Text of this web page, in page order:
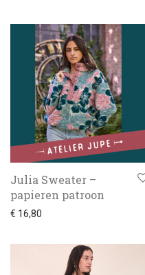
Julia Sweater –
papieren patroon
€ 16,80